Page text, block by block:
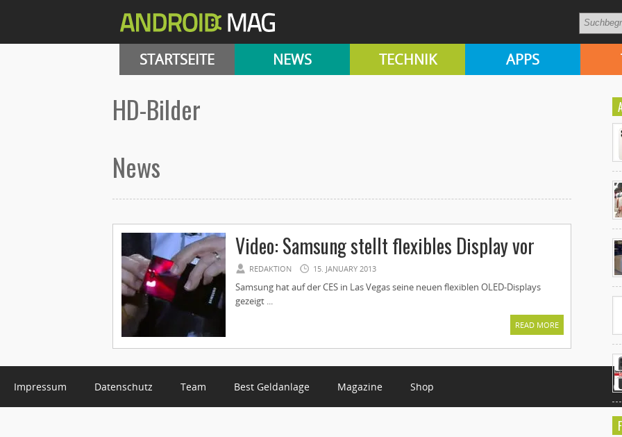
STARTSEITE NEWS TECHNIK APPS
HD-Bilder
News
Video: Samsung stellt flexibles Display vor
REDAKTION 15. JANUARY 2013
Samsung hat auf der CES in Las Vegas seine neuen flexiblen OLED-Displays
gezeigt ...
READ MORE
Impressum Datenschutz Team Best Geldanlage Magazine Shop